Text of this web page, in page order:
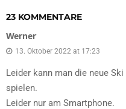
23 KOMMENTARE
Werner
13. Oktober 2022 at 17:23
Leider kann man die neue
spielen.
Leider nur am Smartphone.